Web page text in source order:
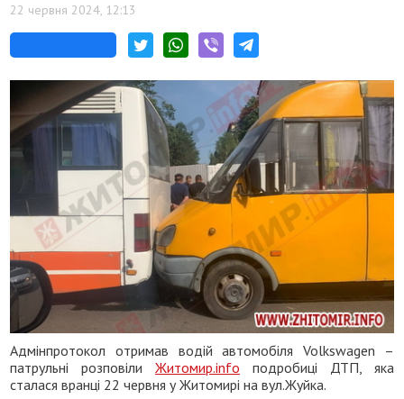
22 червня 2024, 12:13
Адмінпротокол отримав водій автомобіля Volkswagen –
патрульні розповілиЖитомир.info подробиці ДТП, яка
сталася вранці 22 червня у Житомирі на вул.Жуйка.